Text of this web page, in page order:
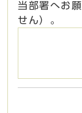
当部署へお
せん）。